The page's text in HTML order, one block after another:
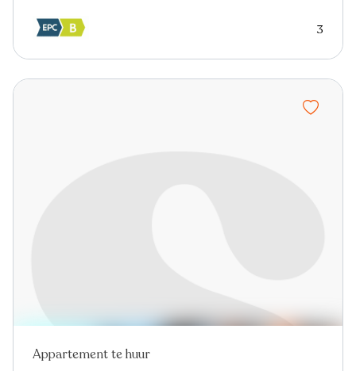
3
Nieuw
Appartement te huur